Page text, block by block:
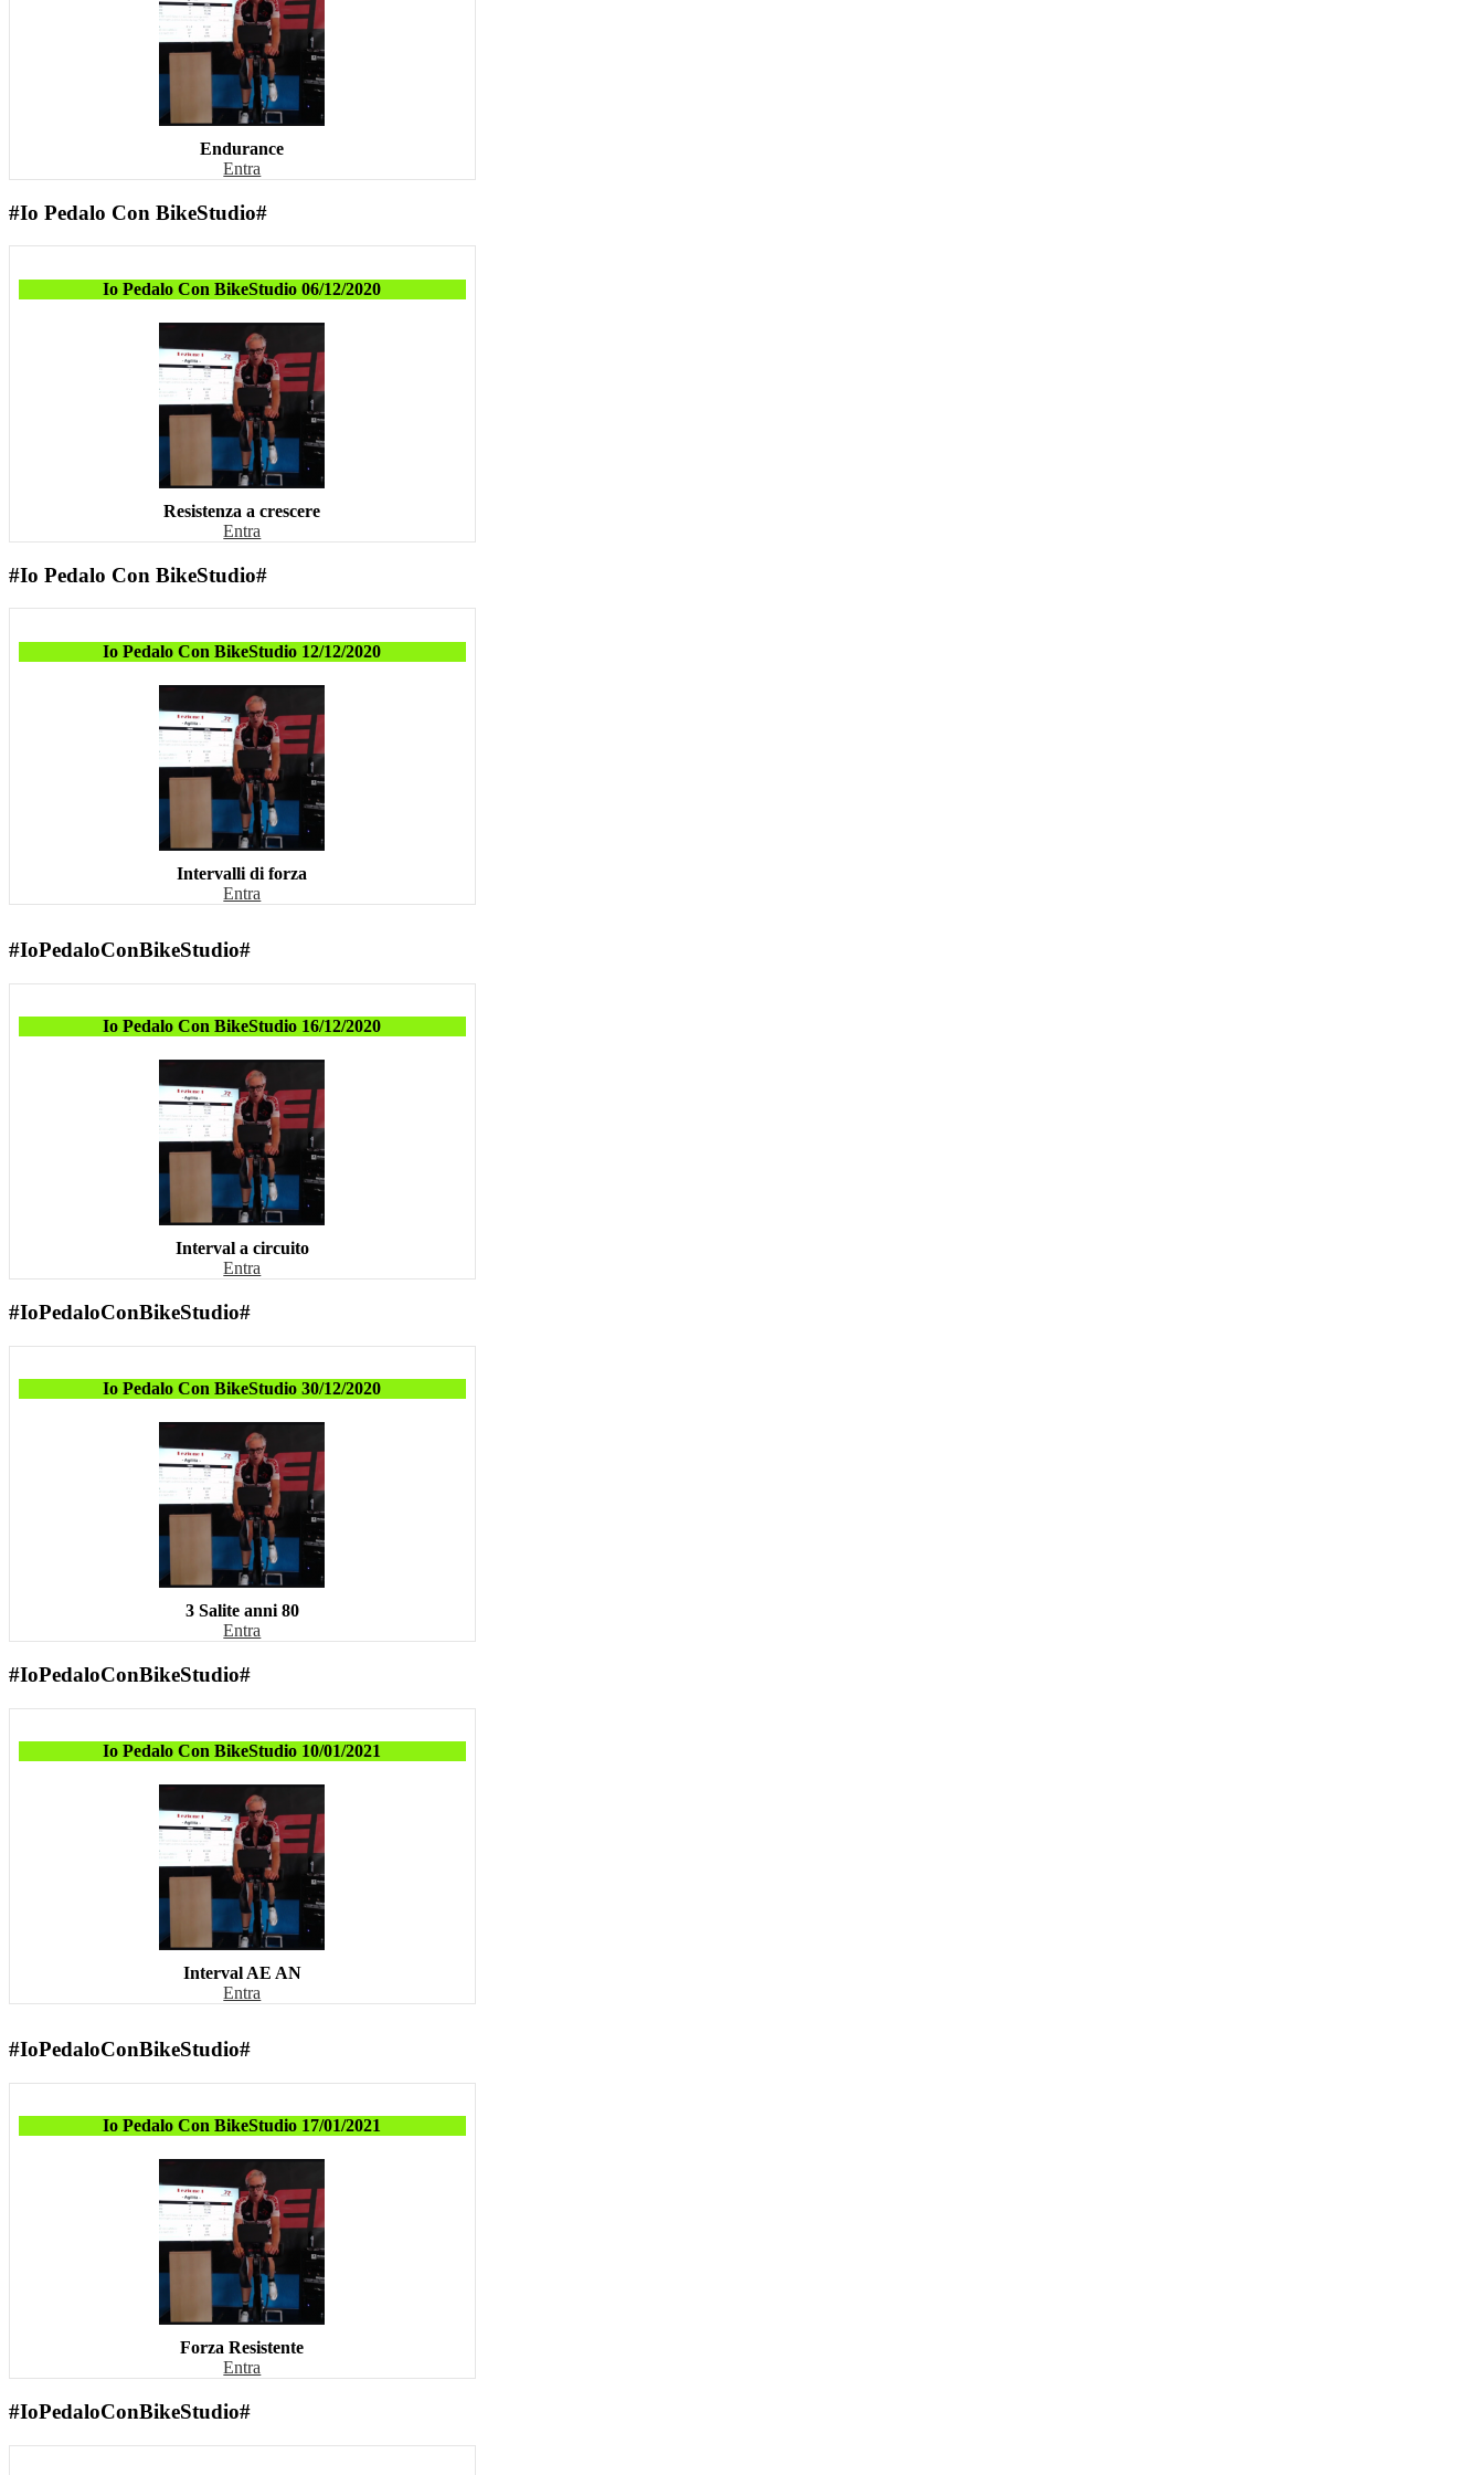
Endurance
Entra
#Io Pedalo Con BikeStudio#
Io Pedalo Con BikeStudio 06/12/2020
Resistenza a crescere
Entra
#Io Pedalo Con BikeStudio#
Io Pedalo Con BikeStudio 12/12/2020
Intervalli di forza
Entra
#IoPedaloConBikeStudio#
Io Pedalo Con BikeStudio 16/12/2020
Interval a circuito
Entra
#IoPedaloConBikeStudio#
Io Pedalo Con BikeStudio 30/12/2020
3 Salite anni 80
Entra
#IoPedaloConBikeStudio#
Io Pedalo Con BikeStudio 10/01/2021
Interval AE AN
Entra
#IoPedaloConBikeStudio#
Io Pedalo Con BikeStudio 17/01/2021
Forza Resistente
Entra
#IoPedaloConBikeStudio#